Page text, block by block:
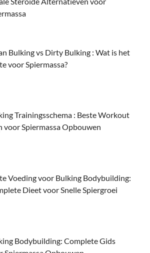
Bulking vs Dirty Bulking : Wat is het
voor Spiermassa?
Trainingsschema : Beste Workout
voor Spiermassa Opbouwen
Voeding voor Bulking Bodybuilding:
Dieet voor Snelle Spiergroei
Bodybuilding: Complete Gids